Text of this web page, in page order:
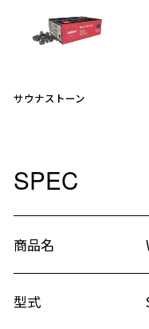
サウナストーン
SPEC
商品名
型式